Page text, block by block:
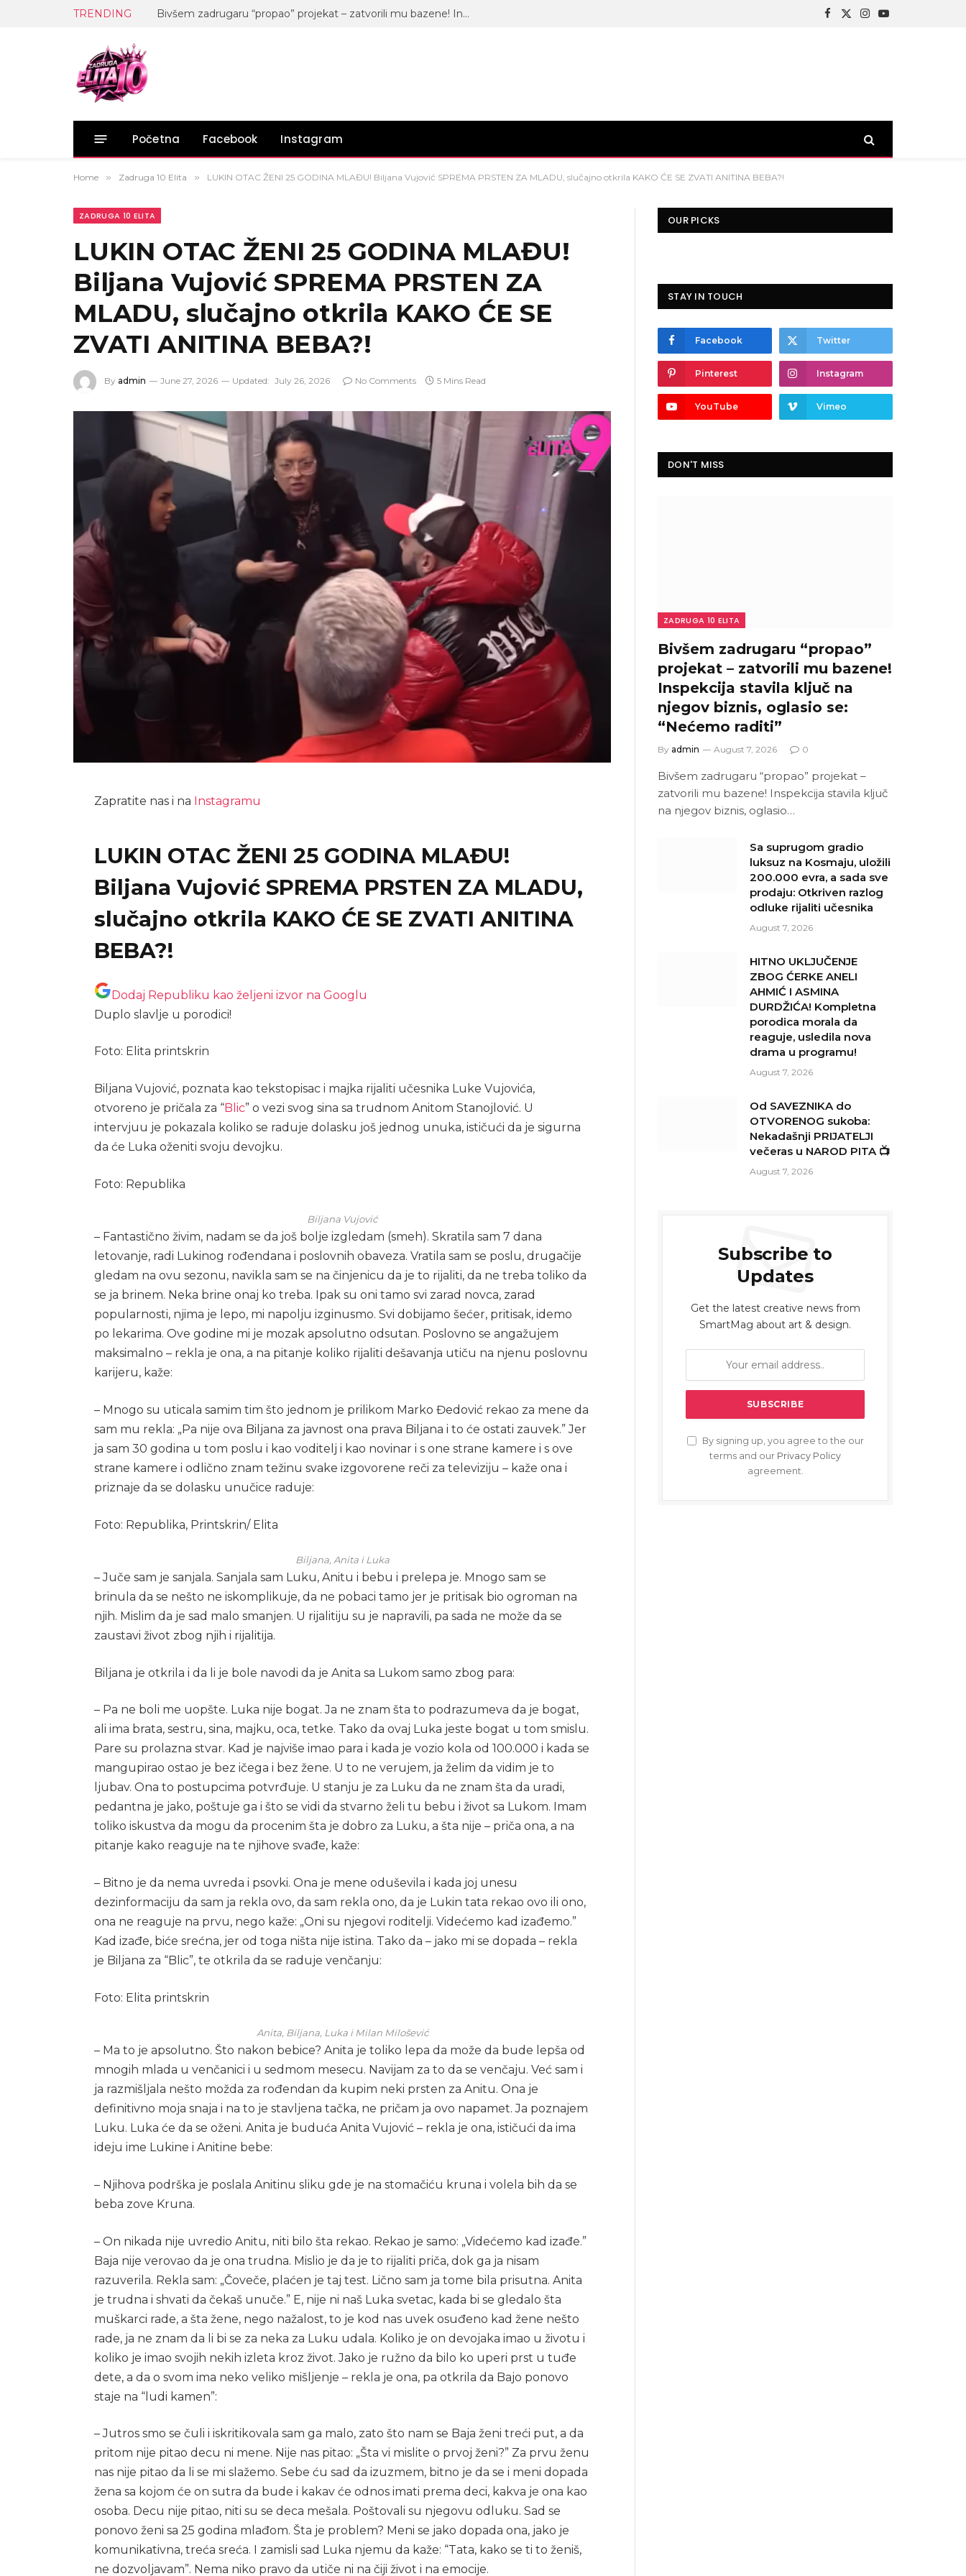
TRENDING Bivšem zadrugaru “propao” projekat – zatvorili mu bazene! Inspekcija stavila ključ na njegov biznis, oglasio se: “Nećemo raditi” Facebook
X
Instagram
YouTube
Početna Facebook Instagram
Home » Zadruga 10 Elita » LUKIN OTAC ŽENI 25 GODINA MLAĐU! Biljana Vujović SPREMA PRSTEN ZA MLADU, slučajno otkrila KAKO ĆE SE ZVATI ANITINA BEBA?!
ZADRUGA 10 ELITA
LUKIN OTAC ŽENI 25 GODINA MLAĐU!
Biljana Vujović SPREMA PRSTEN ZA
MLADU, slučajno otkrila KAKO ĆE SE
ZVATI ANITINA BEBA?!
By admin June 27, 2026 Updated: July 26, 2026 No Comments 5 Mins Read
Zapratite nas i na Instagramu
LUKIN OTAC ŽENI 25 GODINA MLAĐU!
Biljana Vujović SPREMA PRSTEN ZA MLADU,
slučajno otkrila KAKO ĆE SE ZVATI ANITINA
BEBA?!
Dodaj Republiku kao željeni izvor na Googlu
Duplo slavlje u porodici!
Foto: Elita printskrin
Biljana Vujović, poznata kao tekstopisac i majka rijaliti učesnika Luke Vujovića,
otvoreno je pričala za “Blic” o vezi svog sina sa trudnom Anitom Stanojlović. U
intervjuu je pokazala koliko se raduje dolasku još jednog unuka, ističući da je sigurna
da će Luka oženiti svoju devojku.
Foto: Republika
Biljana Vujović
– Fantastično živim, nadam se da još bolje izgledam (smeh). Skratila sam 7 dana
letovanje, radi Lukinog rođendana i poslovnih obaveza. Vratila sam se poslu, drugačije
gledam na ovu sezonu, navikla sam se na činjenicu da je to rijaliti, da ne treba toliko da
se ja brinem. Neka brine onaj ko treba. Ipak su oni tamo svi zarad novca, zarad
popularnosti, njima je lepo, mi napolju izginusmo. Svi dobijamo šećer, pritisak, idemo
po lekarima. Ove godine mi je mozak apsolutno odsutan. Poslovno se angažujem
maksimalno – rekla je ona, a na pitanje koliko rijaliti dešavanja utiču na njenu poslovnu
karijeru, kaže:
– Mnogo su uticala samim tim što jednom je prilikom Marko Đedović rekao za mene da
sam mu rekla: „Pa nije ova Biljana za javnost ona prava Biljana i to će ostati zauvek.” Jer
ja sam 30 godina u tom poslu i kao voditelj i kao novinar i s one strane kamere i s ove
strane kamere i odlično znam težinu svake izgovorene reči za televiziju – kaže ona i
priznaje da se dolasku unučice raduje:
Foto: Republika, Printskrin/ Elita
Biljana, Anita i Luka
– Juče sam je sanjala. Sanjala sam Luku, Anitu i bebu i prelepa je. Mnogo sam se
brinula da se nešto ne iskomplikuje, da ne pobaci tamo jer je pritisak bio ogroman na
njih. Mislim da je sad malo smanjen. U rijalitiju su je napravili, pa sada ne može da se
zaustavi život zbog njih i rijalitija.
Biljana je otkrila i da li je bole navodi da je Anita sa Lukom samo zbog para:
– Pa ne boli me uopšte. Luka nije bogat. Ja ne znam šta to podrazumeva da je bogat,
ali ima brata, sestru, sina, majku, oca, tetke. Tako da ovaj Luka jeste bogat u tom smislu.
Pare su prolazna stvar. Kad je najviše imao para i kada je vozio kola od 100.000 i kada se
mangupirao ostao je bez ičega i bez žene. U to ne verujem, ja želim da vidim je to
ljubav. Ona to postupcima potvrđuje. U stanju je za Luku da ne znam šta da uradi,
pedantna je jako, poštuje ga i što se vidi da stvarno želi tu bebu i život sa Lukom. Imam
toliko iskustva da mogu da procenim šta je dobro za Luku, a šta nije – priča ona, a na
pitanje kako reaguje na te njihove svađe, kaže:
– Bitno je da nema uvreda i psovki. Ona je mene oduševila i kada joj unesu
dezinformaciju da sam ja rekla ovo, da sam rekla ono, da je Lukin tata rekao ovo ili ono,
ona ne reaguje na prvu, nego kaže: „Oni su njegovi roditelji. Videćemo kad izađemo.”
Kad izađe, biće srećna, jer od toga ništa nije istina. Tako da – jako mi se dopada – rekla
je Biljana za “Blic”, te otkrila da se raduje venčanju:
Foto: Elita printskrin
Anita, Biljana, Luka i Milan Milošević
– Ma to je apsolutno. Što nakon bebice? Anita je toliko lepa da može da bude lepša od
mnogih mlada u venčanici i u sedmom mesecu. Navijam za to da se venčaju. Već sam i
ja razmišljala nešto možda za rođendan da kupim neki prsten za Anitu. Ona je
definitivno moja snaja i na to je stavljena tačka, ne pričam ja ovo napamet. Ja poznajem
Luku. Luka će da se oženi. Anita je buduća Anita Vujović – rekla je ona, ističući da ima
ideju ime Lukine i Anitine bebe:
– Njihova podrška je poslala Anitinu sliku gde je na stomačiću kruna i volela bih da se
beba zove Kruna.
– On nikada nije uvredio Anitu, niti bilo šta rekao. Rekao je samo: „Videćemo kad izađe.”
Baja nije verovao da je ona trudna. Mislio je da je to rijaliti priča, dok ga ja nisam
razuverila. Rekla sam: „Čoveče, plaćen je taj test. Lično sam ja tome bila prisutna. Anita
je trudna i shvati da čekaš unuče.” E, nije ni naš Luka svetac, kada bi se gledalo šta
muškarci rade, a šta žene, nego nažalost, to je kod nas uvek osuđeno kad žene nešto
rade, ja ne znam da li bi se za neka za Luku udala. Koliko je on devojaka imao u životu i
koliko je imao svojih nekih izleta kroz život. Jako je ružno da bilo ko uperi prst u tuđe
dete, a da o svom ima neko veliko mišljenje – rekla je ona, pa otkrila da Bajo ponovo
staje na “ludi kamen”:
– Jutros smo se čuli i iskritikovala sam ga malo, zato što nam se Baja ženi treći put, a da
pritom nije pitao decu ni mene. Nije nas pitao: „Šta vi mislite o prvoj ženi?” Za prvu ženu
nas nije pitao da li se mi slažemo. Sebe ću sad da izuzmem, bitno je da se i meni dopada
žena sa kojom će on sutra da bude i kakav će odnos imati prema deci, kakva je ona kao
osoba. Decu nije pitao, niti su se deca mešala. Poštovali su njegovu odluku. Sad se
ponovo ženi sa 25 godina mlađom. Šta je problem? Meni se jako dopada ona, jako je
komunikativna, treća sreća. I zamisli sad Luka njemu da kaže: “Tata, kako se ti to ženiš,
ne dozvoljavam”. Nema niko pravo da utiče ni na čiji život i na emocije.
OUR PICKS
STAY IN TOUCH
Facebook Twitter
Pinterest Instagram
YouTube Vimeo
DON'T MISS
ZADRUGA 10 ELITA
Bivšem zadrugaru “propao”
projekat – zatvorili mu bazene!
Inspekcija stavila ključ na
njegov biznis, oglasio se:
“Nećemo raditi”
By admin August 7, 2026 0
Bivšem zadrugaru “propao” projekat –
zatvorili mu bazene! Inspekcija stavila ključ
na njegov biznis, oglasio…
Sa suprugom gradio
luksuz na Kosmaju, uložili
200.000 evra, a sada sve
prodaju: Otkriven razlog
odluke rijaliti učesnika
August 7, 2026
HITNO UKLJUČENJE
ZBOG ĆERKE ANELI
AHMIĆ I ASMINA
DURDŽIĆA! Kompletna
porodica morala da
reaguje, usledila nova
drama u programu!
August 7, 2026
Od SAVEZNIKA do
OTVORENOG sukoba:
Nekadašnji PRIJATELJI
večeras u NAROD PITA 📺
August 7, 2026
Subscribe to
Updates
Get the latest creative news from
SmartMag about art & design.
By signing up, you agree to the our
terms and our Privacy Policy
agreement.